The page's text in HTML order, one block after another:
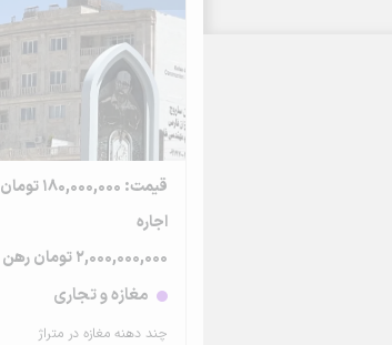
قیمت: 180,000,000 تومان
اجاره
2,000,000,000 تومان رهن
مغازه و تجاری
چند دهنه مغازه در متراژ